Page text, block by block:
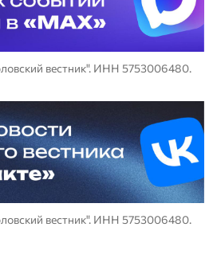
вестник". ИНН 5753006480.
вестник". ИНН 5753006480.